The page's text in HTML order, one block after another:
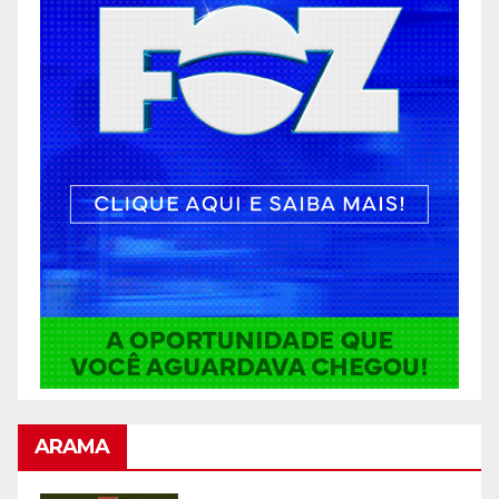
ARAMA